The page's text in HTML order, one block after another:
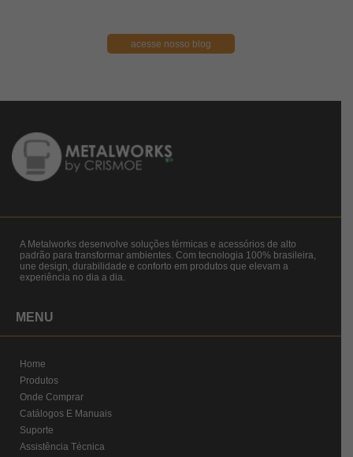
acesse nosso blog
A Metalworks desenvolve soluções térmicas e acessórios de alto
padrão para transformar ambientes. Com tecnologia 100% brasileira,
une design, durabilidade e conforto em produtos que elevam a
experiência no dia a dia.
MENU
Home
Produtos
Onde Comprar
Catálogos E Manuais
Suporte
Assistência Técnica